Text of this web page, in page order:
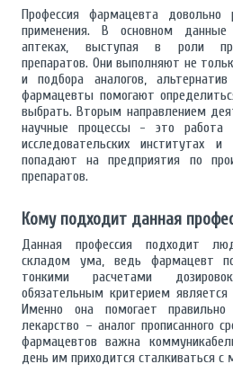
Профессия фармацевта довольно
применения. В основном
аптеках, выступая в роли
препаратов. Они выполняют не
и подбора аналогов,
фармацевты помогают
выбрать. Вторым направлением
научные процессы - это работа
исследовательских институтах
попадают на предприятия по
препаратов.
Кому подходит данная
Данная профессия подходит
складом ума, ведь фармацевт
тонкими расчетами
обязательным критерием
Именно она помогает правильно
лекарство – аналог прописанного
фармацевтов важна
день им приходится сталкиваться с